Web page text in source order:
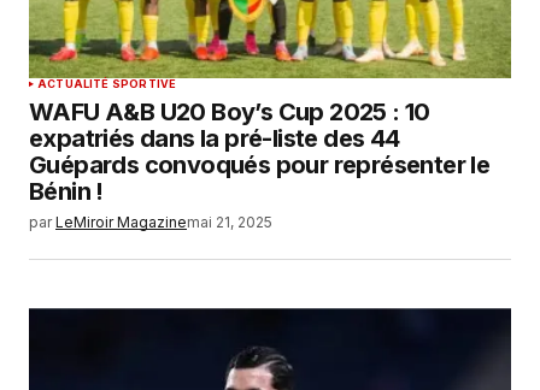
ACTUALITÉ SPORTIVE
WAFU A&B U20 Boy’s Cup 2025 : 10
expatriés dans la pré-liste des 44
Guépards convoqués pour représenter le
Bénin !
par LeMiroir Magazinemai 21, 2025